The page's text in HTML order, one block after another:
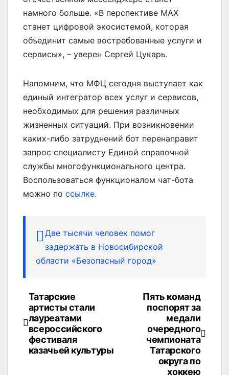
намного больше. «В перспективе MAX
станет цифровой экосистемой, которая
объединит самые востребованные услуги и
сервисы», – уверен Сергей Цукарь.
Напомним, что МФЦ сегодня выступает как
единый интегратор всех услуг и сервисов,
необходимых для решения различных
жизненных ситуаций. При возникновении
каких-либо затруднений бот перенаправит
запрос специалисту Единой справочной
службы многофункционального центра.
Воспользоваться функционалом чат-бота
можно по ссылке.
Две тысячи человек помог
задержать в Новосибирской
области «Безопасный город»
Навигация
по
записям
Пять команд
поспорят за
медали
очередного
чемпионата
Татарского
округа по
хоккею
Татарские
артисты стали
лауреатами
всероссийского
фестиваля
казачьей культуры